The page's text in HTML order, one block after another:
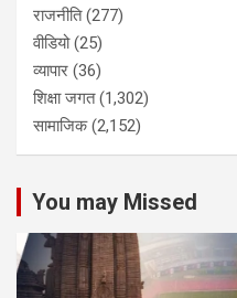
राजनीति(277)
वीडियो(25)
व्यापार (36)
शिक्षा जगत(1,302)
सामाजिक(2,152)
You may Missed